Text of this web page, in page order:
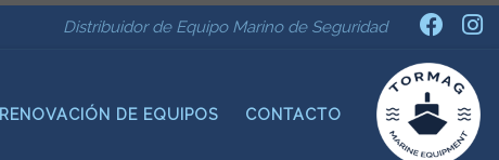
Distribuidor de Equipo Marino de Seguridad
RENOVACIÓN DE EQUIPOS CONTACTO